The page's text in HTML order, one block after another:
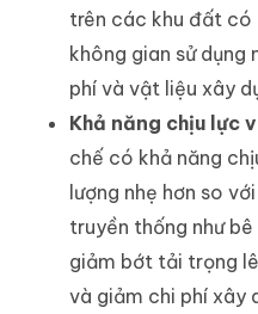
trên các khu đất có
không gian sử dụng
phí và vật liệu xây
Khả năng chịu lực
chế có khả năng
lượng nhẹ hơn so
truyền thống như
giảm bớt tải trọng
và giảm chi phí xây